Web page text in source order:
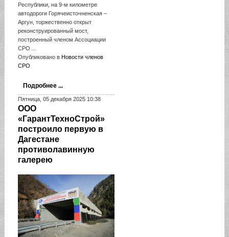
Республики, на 9-м километре
автодороги Горячеисточненская –
Аргун, торжественно открыт
реконструированный мост,
построенный членом Ассоциации
СРО…
Опубликовано в Новости членов
СРО
Подробнее ...
Пятница, 05 декабря 2025 10:38
ООО
«ГарантТехноСтрой»
построило первую в
Дагестане
противолавинную
галерею